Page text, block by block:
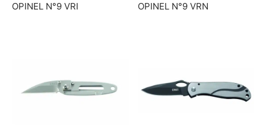
OPINEL N°9 VRI OPINEL N°9 VRN